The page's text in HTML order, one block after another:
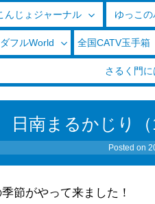
んじょジャーナル ゆっこ
フルWorld 全国CATV玉手箱
さるく門
日南まるかじり（
Posted on
節がやって来ました！